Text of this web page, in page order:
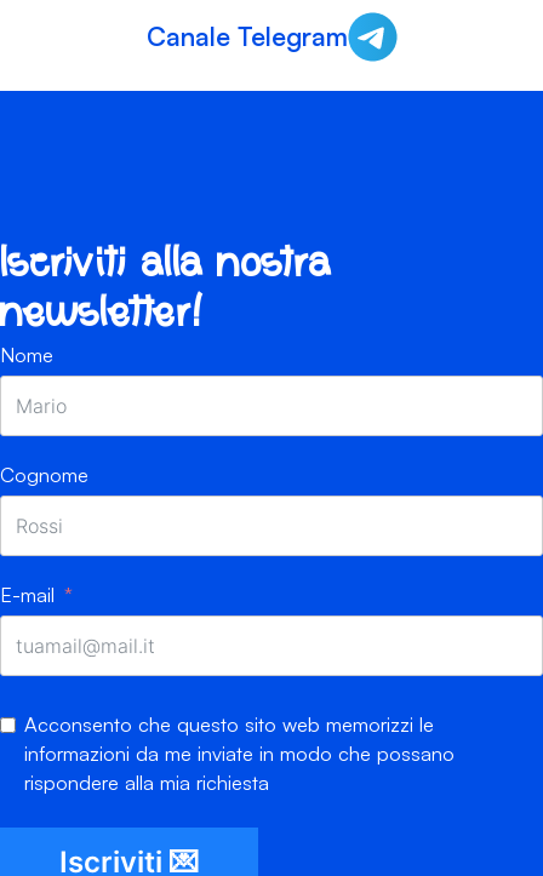
Canale Telegram
Iscriviti alla nostra
newsletter!
Nome
Cognome
E-mail
Acconsento che questo sito web memorizzi le
informazioni da me inviate in modo che possano
rispondere alla mia richiesta
Iscriviti 💌